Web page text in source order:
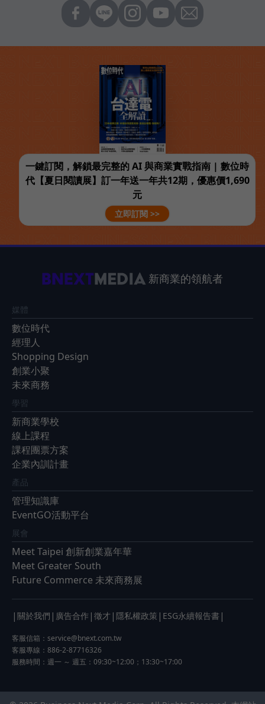
一鍵訂閱，解鎖最完整的 AI 與商業實戰指南 | 數位時
代【夏日閱讀展】訂一年送一年共12期，優惠價1,690
元
立即訂閱 >>
新商業的領航者
媒體
數位時代
經理人
Shopping Design
創業小聚
未來商務
學習
新商業學校
線上課程
課程團票方案
企業內訓計畫
產品
管理知識庫
EventGO活動平台
展會
Meet Taipei 創新創業嘉年華
Meet Greater South
Future Commerce 未來商務展
| 關於我們 | 廣告合作 | 徵才 | 隱私權政策 | ESG永續報告書 |
客服信箱： service@bnext.com.tw
客服專線：886-2-87716326
服務時間：週一 ～ 週五：09:30~12:00；13:30~17:00